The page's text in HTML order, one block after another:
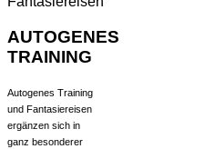
AUTOGENES
TRAINING
Autogenes Training
und Fantasiereisen
ergänzen sich in
ganz besonderer